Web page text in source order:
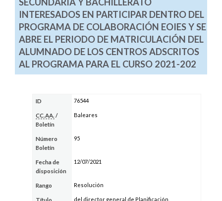
SECUNDARIA Y BACHILLERATO
INTERESADOS EN PARTICIPAR DENTRO DEL
PROGRAMA DE COLABORACIÓN EOIES Y SE
ABRE EL PERIODO DE MATRICULACIÓN DEL
ALUMNADO DE LOS CENTROS ADSCRITOS
AL PROGRAMA PARA EL CURSO 2021-202
ID 76544
CC.AA. /
Boletín
Baleares
Número
Boletín
95
Fecha de
disposición
12/07/2021
Rango Resolución
del director general de Planificación,